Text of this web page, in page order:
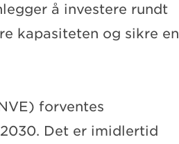
å investere rundt
kapasiteten og sikre en
forventes
Det er imidlertid